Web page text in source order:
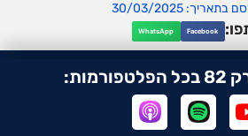
בתאריך: 30/03/2025
Facebook
WhatsApp